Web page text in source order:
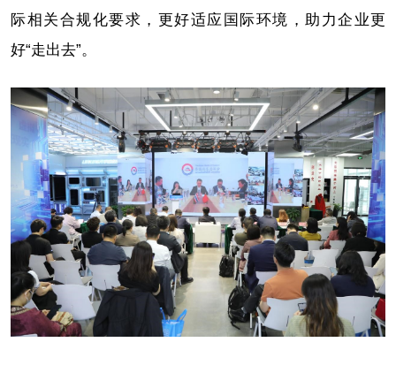
际相关合规化要求，更好适应国际环境，助力企业更
好“走出去”。